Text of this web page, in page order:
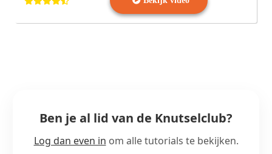
Ben je al lid van de Knutselclub?
Log dan even in om alle tutorials te bekijken.